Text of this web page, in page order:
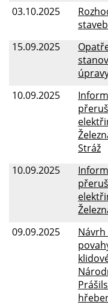
03.10.2025
15.09.2025
10.09.2025
Stráž
10.09.2025
09.09.2025